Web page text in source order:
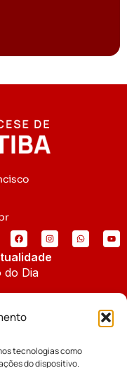
tecnologias como
do dispositivo.
do Dia
Diocesana